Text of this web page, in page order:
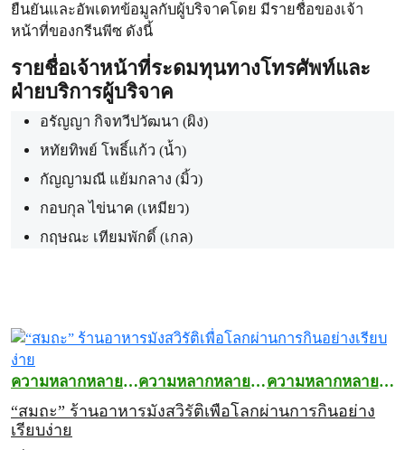
ยืนยันและอัพเดทข้อมูลกับผู้บริจาคโดย มีรายชื่อของเจ้า
หน้าที่ของกรีนพีซ ดังนี้
รายชื่อเจ้าหน้าที่ระดมทุนทางโทรศัพท์และ
ฝ่ายบริการผู้บริจาค
อรัญญา กิจทวีปวัฒนา (ผิง)
หทัยทิพย์ โพธิ์แก้ว (น้ำ)
กัญญามณี แย้มกลาง (มิ้ว)
กอบกุล ไข่นาค (เหมียว)
กฤษณะ เทียมพักดิ์ (เกล)
ความหลากหลาย
ทางชีวภาพ
ความหลากหลาย
ทางชีวภาพ
ความหลากหลาย
ทางชีวภาพ
“สมถะ” ร้านอาหารมังสวิรัติเพื่อโลกผ่านการกินอย่าง
เรียบง่าย